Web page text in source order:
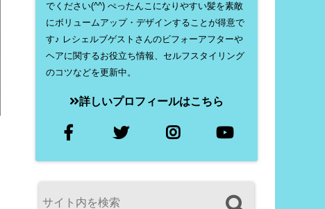
でください(^^) ぺったんこになりやすい髪を素敵
にボリュームアップ・デザインすることが得意で
す♪ レシェルブゲストさんのビフォーアフターや
ヘアに関するお役立ち情報、セルフスタイリング
のコツなどを更新中。
詳しいプロフィールはこちら